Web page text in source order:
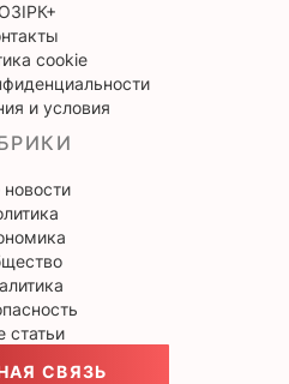
cookie
и условия
новости
статьи
СВЯЗЬ